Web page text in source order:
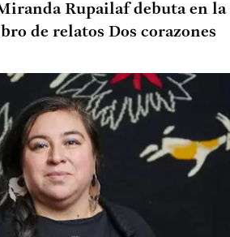
Rupailaf debuta en la
de relatos Dos corazones